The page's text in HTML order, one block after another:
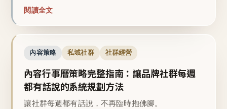
閱讀全文
內容策略 私域社群 社群經營
內容行事曆策略完整指南：讓品牌社群每週
都有話說的系統規劃方法
讓社群每週都有話說，不再臨時抱佛腳。